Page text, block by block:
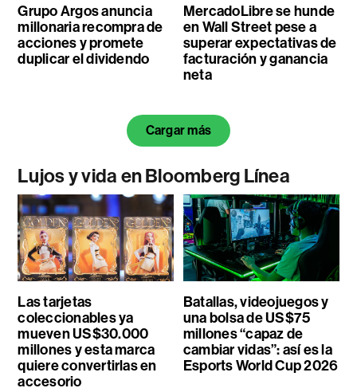
Grupo Argos anuncia
millonaria recompra de
acciones y promete
duplicar el dividendo
MercadoLibre se hunde
en Wall Street pese a
superar expectativas de
facturación y ganancia
neta
Cargar más
Lujos y vida en Bloomberg Línea
Las tarjetas
coleccionables ya
mueven US$30.000
millones y esta marca
quiere convertirlas en
accesorio
Batallas, videojuegos y
una bolsa de US$75
millones “capaz de
cambiar vidas”: así es la
Esports World Cup 2026